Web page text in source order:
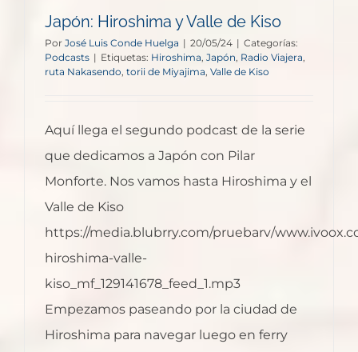
Japón: Hiroshima y Valle de Kiso
Por José Luis Conde Huelga | 20/05/24 | Categorías:
Podcasts | Etiquetas: Hiroshima, Japón, Radio Viajera,
ruta Nakasendo, torii de Miyajima, Valle de Kiso
Aquí llega el segundo podcast de la serie
que dedicamos a Japón con Pilar
Monforte. Nos vamos hasta Hiroshima y el
Valle de Kiso
https://media.blubrry.com/pruebarv/
hiroshima-valle-
kiso_mf_129141678_feed_1.mp3
Empezamos paseando por la ciudad de
Hiroshima para navegar luego en ferry